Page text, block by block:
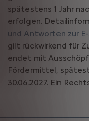
spätestens 1 Jahr
erfolgen.
und Antworten zur
gilt rückwirkend für
endet mit
Fördermittel,
30.06.2027. Ein